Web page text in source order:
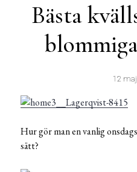
Bästa
12
Hur gör man en vanlig
sätt?